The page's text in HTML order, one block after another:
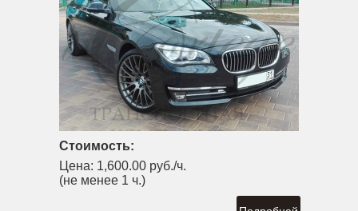
Стоимость:
Цена: 1,600.00 руб./ч.
(не менее 1 ч.)